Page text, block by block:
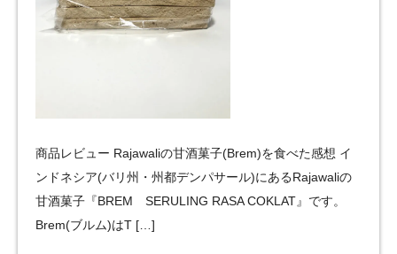
商品レビュー Rajawaliの甘酒菓子(Brem)を食べた感想 イ
ンドネシア(バリ州・州都デンパサール)にあるRajawaliの
甘酒菓子『BREM SERULING RASA COKLAT』です。
Brem(ブルム)はT […]